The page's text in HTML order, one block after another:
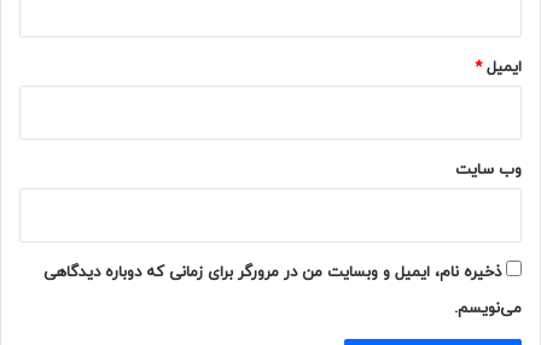
ایمیل*
وب‌ سایت
ذخیره نام، ایمیل و وبسایت من در مرورگر برای زمانی که دوباره دیدگاهی
می‌نویسم.